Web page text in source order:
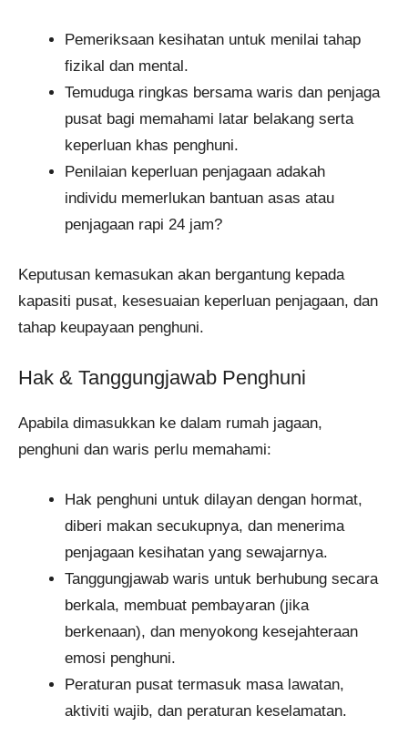
Pemeriksaan kesihatan untuk menilai tahap
fizikal dan mental.
Temuduga ringkas bersama waris dan penjaga
pusat bagi memahami latar belakang serta
keperluan khas penghuni.
Penilaian keperluan penjagaan adakah
individu memerlukan bantuan asas atau
penjagaan rapi 24 jam?
Keputusan kemasukan akan bergantung kepada
kapasiti pusat, kesesuaian keperluan penjagaan, dan
tahap keupayaan penghuni.
Hak & Tanggungjawab Penghuni
Apabila dimasukkan ke dalam rumah jagaan,
penghuni dan waris perlu memahami:
Hak penghuni untuk dilayan dengan hormat,
diberi makan secukupnya, dan menerima
penjagaan kesihatan yang sewajarnya.
Tanggungjawab waris untuk berhubung secara
berkala, membuat pembayaran (jika
berkenaan), dan menyokong kesejahteraan
emosi penghuni.
Peraturan pusat termasuk masa lawatan,
aktiviti wajib, dan peraturan keselamatan.